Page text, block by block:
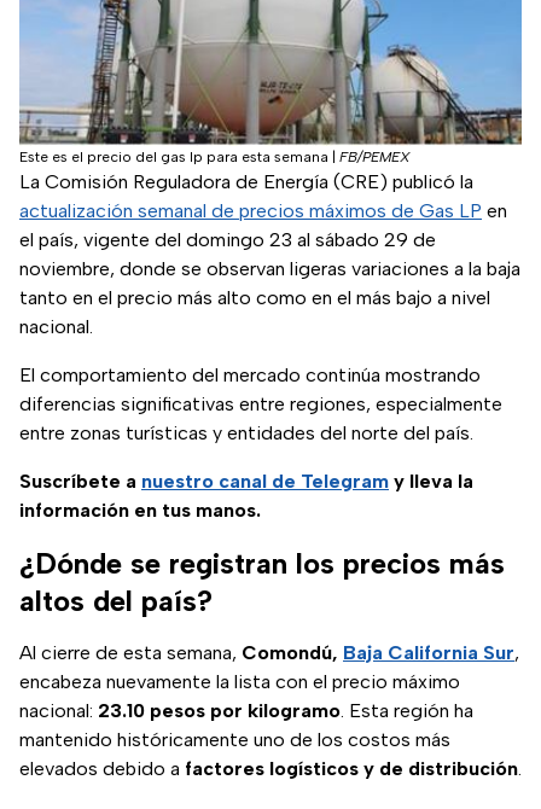
Este es el precio del gas lp para esta semana FB/PEMEX
La Comisión Reguladora de Energía (CRE) publicó la
actualización semanal de precios máximos de Gas LP (se
en
el país, vigente del domingo 23 al sábado 29 de
noviembre, donde se observan ligeras variaciones a la baja
tanto en el precio más alto como en el más bajo a nivel
nacional.
El comportamiento del mercado continúa mostrando
diferencias significativas entre regiones, especialmente
entre zonas turísticas y entidades del norte del país.
Suscríbete a nuestro canal de Telegram y lleva la
información en tus manos.
¿Dónde se registran los precios más
altos del país?
Al cierre de esta semana, Comondú, Baja California Sur,
encabeza nuevamente la lista con el precio máximo
nacional: 23.10 pesos por kilogramo. Esta región ha
mantenido históricamente uno de los costos más
elevados debido a factores logísticos y de distribución.